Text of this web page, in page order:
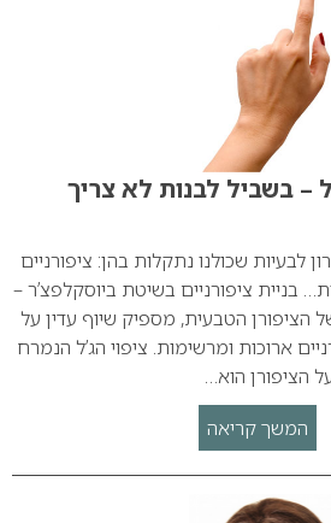
– בשביל לבנות לא צריך
לבעיות שכולנו נתקלות בהן: ציפורניים
בניית ציפורניים בשיטת ביוסקלפצ’ר –
הציפורן הטבעית, מספיק שיוף עדין על
ארוכות ומרשימות. ציפוי הג’ל הנמרח
הציפורן הוא…
המשך קריאה